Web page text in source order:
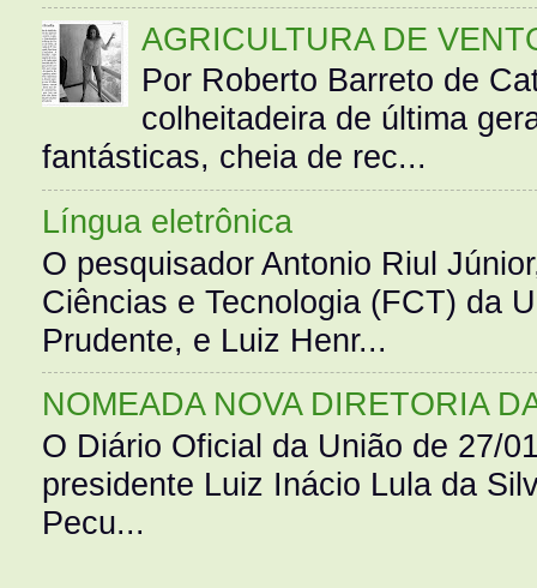
AGRICULTURA DE
Por Roberto Barreto de
colheitadeira de última
fantásticas, cheia de rec...
Língua eletrônica
O pesquisador Antonio Riul
Ciências e Tecnologia (FCT) da
Prudente, e Luiz Henr...
NOMEADA NOVA DIRETORIA
O Diário Oficial da União de 27/
presidente Luiz Inácio Lula da
Pecu...